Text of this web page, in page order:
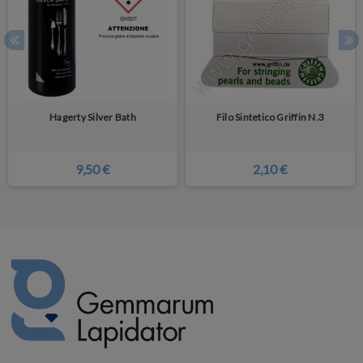
Hagerty Silver Bath
9,50 €
Filo Sintetico Griffin N.3
2,10 €